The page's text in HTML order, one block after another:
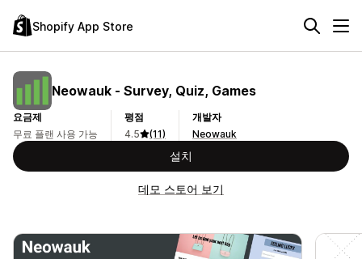
Shopify App Store
Neowauk ‑ Survey, Quiz, Games
요금제
무료 플랜 사용 가능
평점
4.5
(11)
개발자
Neowauk
설치
데모 스토어 보기